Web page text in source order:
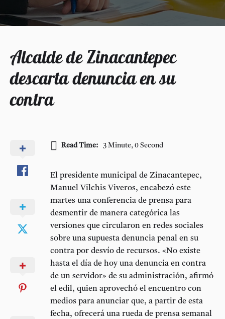
Alcalde de Zinacantepec
descarta denuncia en su
contra
Read Time: 3 Minute, 0 Second
El presidente municipal de Zinacantepec,
Manuel Vilchis Viveros, encabezó este
martes una conferencia de prensa para
desmentir de manera categórica las
versiones que circularon en redes sociales
sobre una supuesta denuncia penal en su
contra por desvío de recursos. «No existe
hasta el día de hoy una denuncia en contra
de un servidor» de su administración, afirmó
el edil, quien aprovechó el encuentro con
medios para anunciar que, a partir de esta
fecha, ofrecerá una rueda de prensa semanal